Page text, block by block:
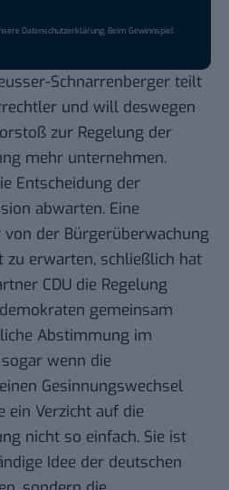
Datenschutzerklärung. Beim Gewinnspiel
Schnarrenberger teilt
und will deswegen
zur Regelung der
mehr unternehmen.
Entscheidung der
abwarten. Eine
der Bürgerüberwachung
erwarten, schließlich hat
CDU die Regelung
gemeinsam
Abstimmung im
sogar wenn die
Gesinnungswechsel
ein Verzicht auf die
nicht so einfach. Sie ist
Idee der deutschen